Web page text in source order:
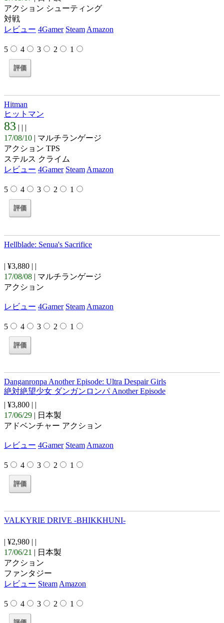
アクション シューティング
対戦
レビュー 4Gamer Steam Amazon
5 4 3 2 1
Hitman
ヒットマン
83 | | |
17/08/10 | マルチランゲージ
アクション TPS
ステルス クライム
レビュー 4Gamer Steam Amazon
5 4 3 2 1
Hellblade: Senua's Sacrifice
| ¥3,880 | |
17/08/08 | マルチランゲージ
アクション
レビュー 4Gamer Steam Amazon
5 4 3 2 1
Danganronpa Another Episode: Ultra Despair Girls
絶対絶望少女 ダンガンロンパ Another Episode
| ¥3,800 | |
17/06/29 | 日本製
アドベンチャー アクション
レビュー 4Gamer Steam Amazon
5 4 3 2 1
VALKYRIE DRIVE -BHIKKHUNI-
| ¥2,980 | |
17/06/21 | 日本製
アクション
ファンタジー
レビュー Steam Amazon
5 4 3 2 1